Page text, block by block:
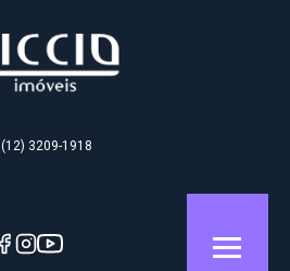
(12) 3209-1918